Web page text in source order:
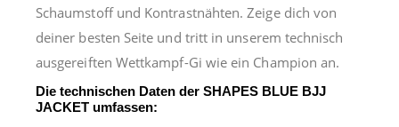
Schaumstoff und Kontrastnähten. Zeige dich von
deiner besten Seite und tritt in unserem technisch
ausgereiften Wettkampf-Gi wie ein Champion an.
Die technischen Daten der SHAPES BLUE BJJ
JACKET umfassen: